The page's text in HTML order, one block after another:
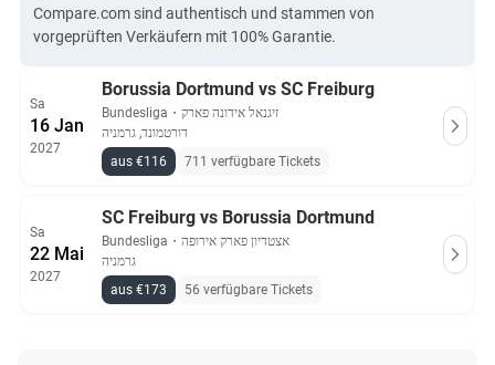
Compare.com sind authentisch und stammen von
vorgeprüften Verkäufern mit 100% Garantie.
Sa
16 Jan
2027
Borussia Dortmund vs SC Freiburg
Bundesliga ・ זיגנאל אידונה פארק
דורטמונד, גרמניה
aus €116
711 verfügbare Tickets
Sa
22 Mai
2027
SC Freiburg vs Borussia Dortmund
Bundesliga ・ אצטדיון פארק אירופה
גרמניה
aus €173
56 verfügbare Tickets